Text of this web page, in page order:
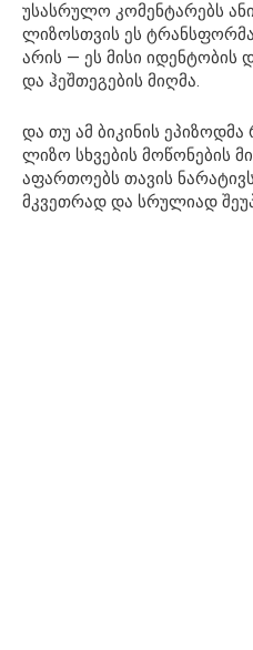
უსასრულო კომენტარებს
ლიზოსთვის ეს
არის — ეს მისი იდენტობის
და ჰეშთეგების მიღმა.
და თუ ამ ბიკინის ეპიზოდმა
ლიზო სხვების მოწონების
აფართოებს თავის
მკვეთრად და სრულიად